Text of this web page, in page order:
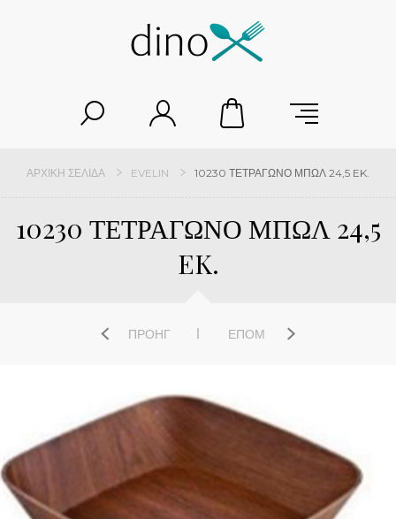
ΑΡΧΙΚΉ ΣΕΛΊΔΑ EVELIN 10230 ΤΕΤΡΑΓΩΝΟ ΜΠΩΛ 24,5 EK.
10230 ΤΕΤΡΑΓΩΝΟ ΜΠΩΛ 24,5
EK.
ΠΡΟΗΓ ΕΠΌΜ